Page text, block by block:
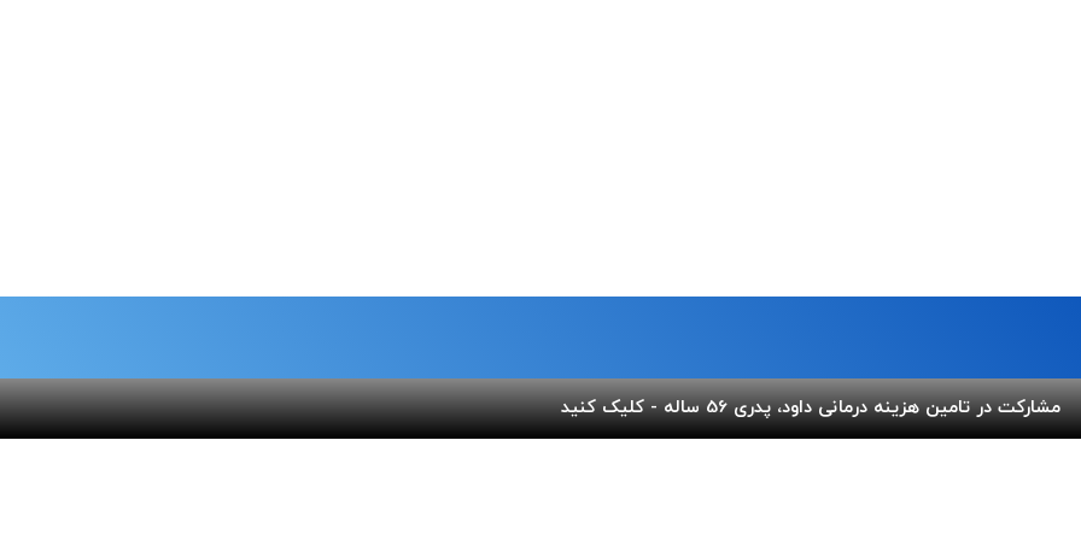
لینک های مفید شماره حساب های خیریه مشارکت در تامین هزینه درمانی داود، پدری 56 ساله - کلیک کنید